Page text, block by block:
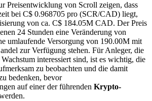
Preisentwicklung von Scroll zeigen, dass
bei C$ 0.968705 pro (SCR/CAD) liegt,
von ca. C$ 184.05M CAD. Der Preis
24 Stunden eine Veränderung von
umlaufende Versorgung von 190.00M mit
zur Verfügung stehen. Für Anleger, die
interessiert sind, ist es wichtig, die
zu beobachten und die damit
bedenken, bevor
auf einer der führenden Krypto-